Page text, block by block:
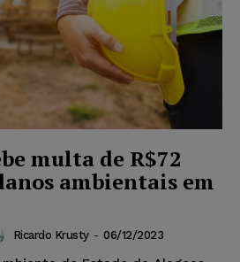
multa de R$72
ambientais em
Ricardo Krusty - 06/12/2023